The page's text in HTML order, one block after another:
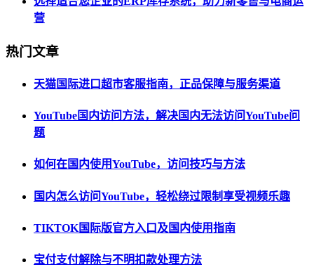
营
热门文章
天猫国际进口超市客服指南，正品保障与服务渠道
YouTube国内访问方法，解决国内无法访问YouTube问
题
如何在国内使用YouTube，访问技巧与方法
国内怎么访问YouTube，轻松绕过限制享受视频乐趣
TIKTOK国际版官方入口及国内使用指南
宝付支付解除与不明扣款处理方法